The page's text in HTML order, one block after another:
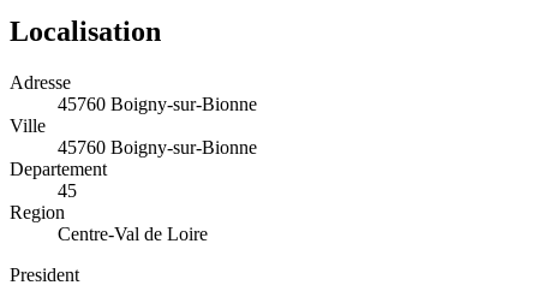
Localisation
Adresse
45760 Boigny-sur-Bionne
Ville
45760 Boigny-sur-Bionne
Departement
45
Region
Centre-Val de Loire
President